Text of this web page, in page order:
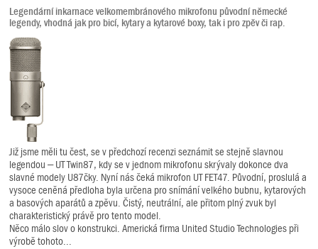
Legendární inkarnace velkomembránového mikrofonu původní německé
legendy, vhodná jak pro bicí, kytary a kytarové boxy, tak i pro zpěv či rap.
Již jsme měli tu čest, se v předchozí recenzi seznámit se stejně slavnou
legendou – UT Twin87, kdy se v jednom mikrofonu skrývaly dokonce dva
slavné modely U87čky. Nyní nás čeká mikrofon UT FET47. Původní, proslulá a
vysoce ceněná předloha byla určena pro snímání velkého bubnu, kytarových
a basových aparátů a zpěvu. Čistý, neutrální, ale přitom plný zvuk byl
charakteristický právě pro tento model.
Něco málo slov o konstrukci. Americká firma United Studio Technologies při
výrobě tohoto...